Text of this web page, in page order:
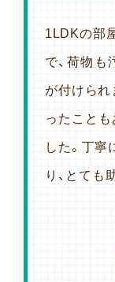
1LDKの部
で、荷物も
が付けられ
ったことも
した。丁
り、とても